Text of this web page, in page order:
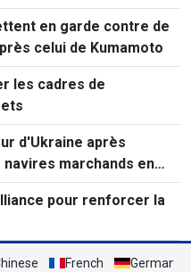
en garde contre de
celui de Kumamoto
les cadres de
d'Ukraine après
marchands en
pour renforcer la
French German